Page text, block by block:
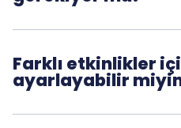
etkinlik başladığında otomatik
Farklı etkinlikler
ayarlayabilir
farklı bir süre sınırı